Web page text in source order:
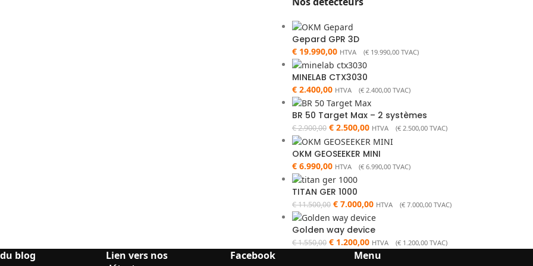
Gepard GPR 3D
€19.990,00 HTVA (€19.990,00TVAC)
MINELAB CTX3030
€2.400,00 HTVA (€2.400,00TVAC)
BR 50 Target Max – 2 systèmes
€2.900,00 €2.500,00 HTVA (€2.500,00TVAC)
OKM GEOSEEKER MINI
€6.990,00 HTVA (€6.990,00TVAC)
TITAN GER 1000
€11.500,00 €7.000,00 HTVA (€7.000,00TVAC)
Golden way device
€1.550,00 €1.200,00 HTVA (€1.200,00TVAC)
blog
Lien vers nos
Facebook Menu